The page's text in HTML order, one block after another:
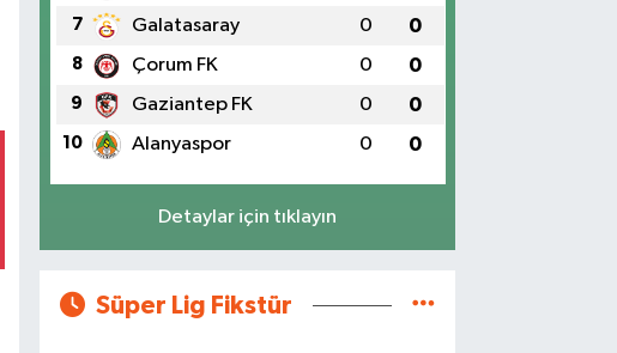
7 Galatasaray 0 0
8 Çorum FK 0 0
9 Gaziantep FK 0 0
10 Alanyaspor 0 0
Detaylar için tıklayın
Süper Lig Fikstür